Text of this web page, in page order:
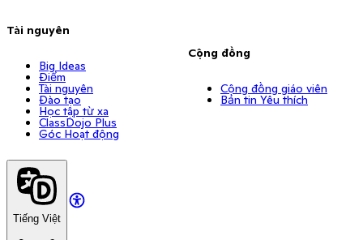
Tài nguyên
Big Ideas
Điểm
Tài nguyên
Đào tạo
Học tập từ xa
ClassDojo Plus
Góc Hoạt động
Cộng đồng
Cộng đồng giáo viên
Bản tin Yêu thích
Tiếng Việt